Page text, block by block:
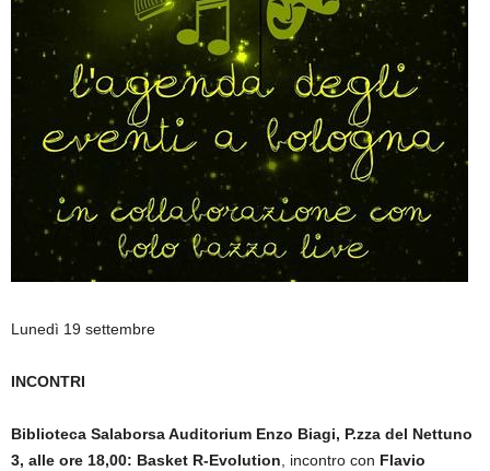
Lunedì 19 settembre
INCONTRI
Biblioteca Salaborsa Auditorium Enzo Biagi, P.zza del Nettuno
3, alle ore 18,00: Basket R-Evolution , incontro con Flavio